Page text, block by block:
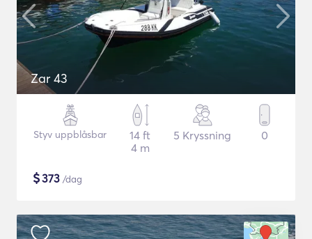
Zar 43
Styv uppblåsbar
14 ft
4 m
5 Kryssning 0
$373 /dag